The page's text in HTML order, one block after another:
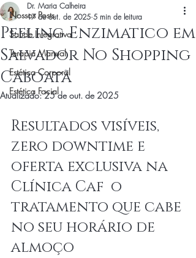
Nossos Posts
Saúde Integrativa
Terapia Manual
Estética Corporal
Estética Facial
Peeling Enzimatico em
Salvador No Shopping
Caboatã
Dr. Maria Calheira
17 de out. de 2025 5 min de leitura
Atualizado:25 de out. de 2025
Resultados visíveis,
zero downtime e
oferta exclusiva na
Clínica Caf  o
tratamento que cabe
no seu horário de
almoço